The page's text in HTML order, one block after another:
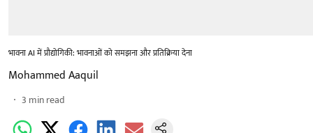
भावना AI में प्रौद्योगिकी: भावनाओं को समझना और प्रतिक्रिया देना
Mohammed Aaquil
3 min read